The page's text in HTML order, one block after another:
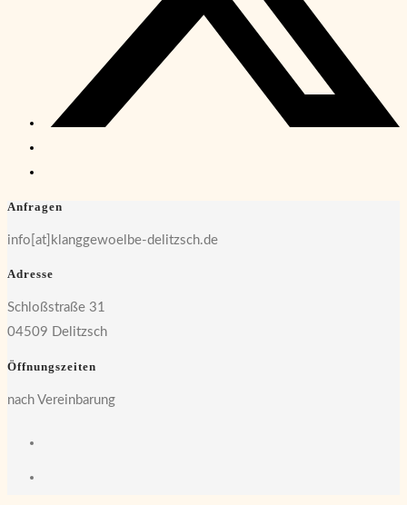
Anfragen
info[at]klanggewoelbe-delitzsch.de
Adresse
Schloßstraße 31
04509 Delitzsch
Öffnungszeiten
nach Vereinbarung